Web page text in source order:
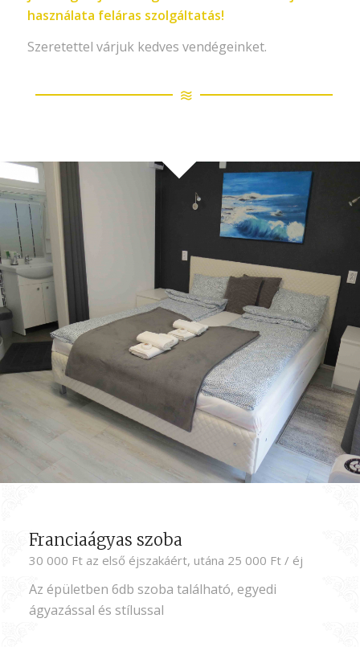
használata feláras szolgáltatás!
Szeretettel várjuk kedves vendégeinket.
Franciaágyas szoba
30 000 Ft az első éjszakáért, utána 25 000 Ft / éj
Az épületben 6db szoba található, egyedi
ágyazással és stílussal